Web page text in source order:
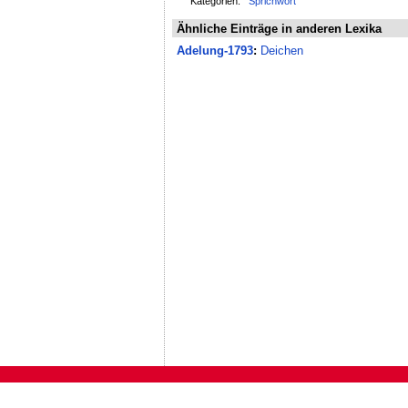
Ähnliche Einträge in anderen Lexika
Adelung-1793: Deichen